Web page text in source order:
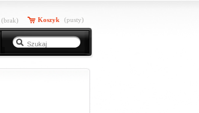
(brak) Koszyk (pusty)